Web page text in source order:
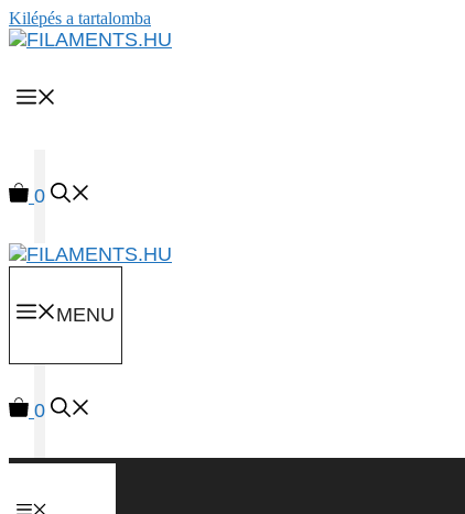
Kilépés a tartalomba
0
MENU
0